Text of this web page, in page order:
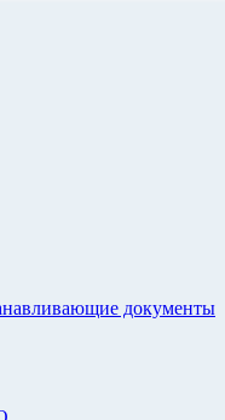
документы